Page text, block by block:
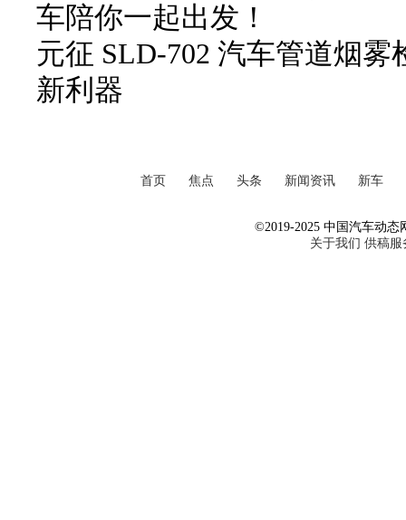
车陪你一起出发！
元征 SLD-702 汽车管道烟
新利器
首页 焦点 头条 新闻资讯 新车
©2019-2025 中国汽车动态
关于我们 供稿服